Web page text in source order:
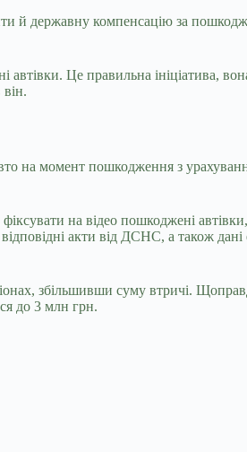
й державну компенсацію за
Це правильна ініціатива,
на момент пошкодження з
на відео пошкоджені автівки,
акти від ДСНС, а також
збільшивши суму втричі.
до 3 млн грн.